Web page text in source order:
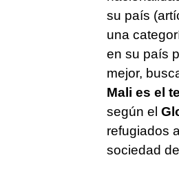
su país
una
en su país
mejor,
Mali es el
según el
refugiados
sociedad